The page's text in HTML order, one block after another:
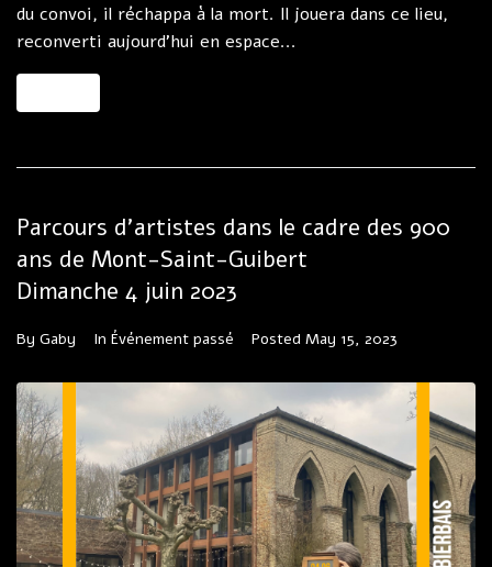
du convoi, il réchappa à la mort. Il jouera dans ce lieu,
reconverti aujourd'hui en espace...
Parcours d’artistes dans le cadre des 900
ans de Mont-Saint-Guibert
Dimanche 4 juin 2023
By Gaby In Événement passé Posted May 15, 2023